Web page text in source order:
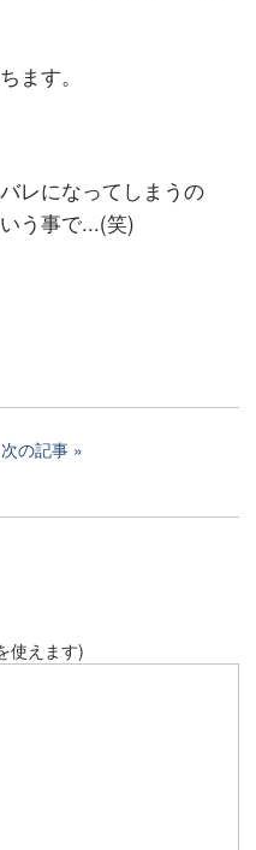
ます。
レになってしまうの
う事で...(笑)
次の記事
使えます)